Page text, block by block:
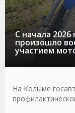
С начала 2026
произошло
участием
На Колыме